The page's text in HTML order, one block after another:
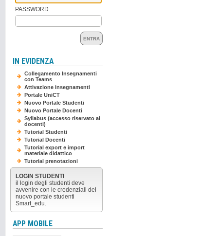
PASSWORD
ENTRA
IN EVIDENZA
Collegamento Insegnamenti
con Teams
Attivazione insegnamenti
Portale UniCT
Nuovo Portale Studenti
Nuovo Portale Docenti
Syllabus (accesso riservato ai
docenti)
Tutorial Studenti
Tutorial Docenti
Tutorial export e import
materiale didattico
Tutorial prenotazioni
LOGIN STUDENTI
il login degli studenti deve
avvenire con le credenziali del
nuovo portale studenti
Smart_edu.
APP MOBILE